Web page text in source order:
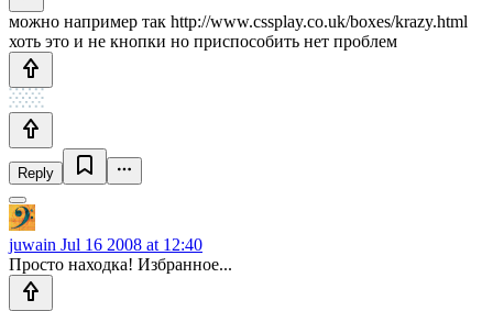
можно например так http://www.cssplay.co.uk/boxes/krazy.html
хоть это и не кнопки но приспособить нет проблем
Reply
juwain Jul 16 2008 at 12:40
Просто находка! Избранное...